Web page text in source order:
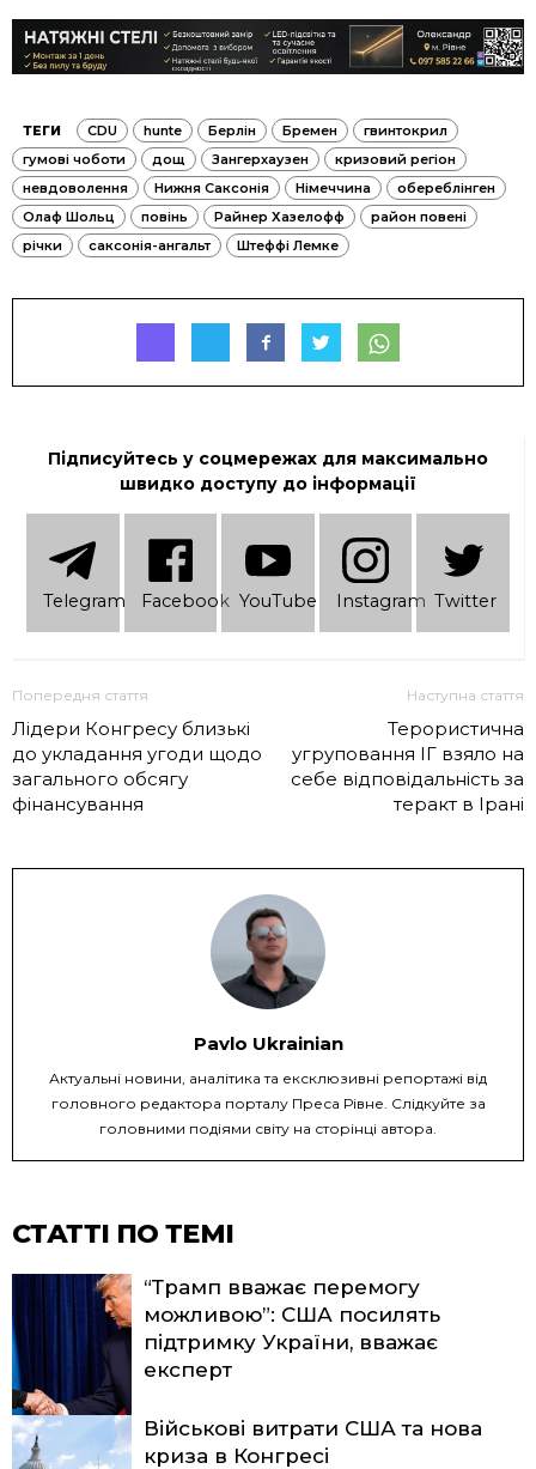
ТЕГИ CDU hunte Берлін Бремен
гвинтокрил
гумові чоботи
дощ Зангерхаузен
кризовий регіон
невдоволення
Нижня Саксонія Німеччина
обереблінген
Олаф Шольц
повінь Райнер Хазелофф
район повені
річки
саксонія-ангальт Штеффі Лемке
Підписуйтесь у соцмережах для максимально
швидко доступу до інформації
Telеgram Facebook YouTube Instagram Twitter
Попередня стаття
Лідери Конгресу близькі
до укладання угоди щодо
загального обсягу
фінансування
Наступна стаття
Терористична
угруповання ІГ взяло на
себе відповідальність за
теракт в Ірані
Pavlo Ukrainian
Актуальні новини, аналітика та ексклюзивні репортажі від
головного редактора порталу Преса Рівне. Слідкуйте за
головними подіями світу на сторінці автора.
СТАТТІ ПО ТЕМІ
“Трамп вважає перемогу
можливою”: США посилять
підтримку України, вважає
експерт
Військові витрати США та нова
криза в Конгресі